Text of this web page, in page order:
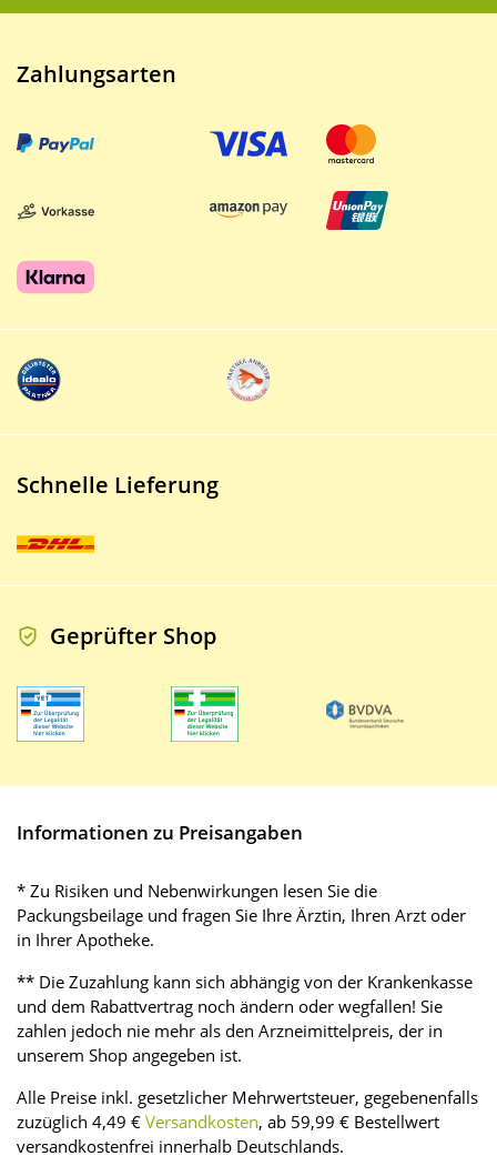
Zahlungsarten
Schnelle Lieferung
Geprüfter Shop
Informationen zu Preisangaben
* Zu Risiken und Nebenwirkungen lesen Sie die
Packungsbeilage und fragen Sie Ihre Ärztin, Ihren Arzt oder
in Ihrer Apotheke.
** Die Zuzahlung kann sich abhängig von der Krankenkasse
und dem Rabattvertrag noch ändern oder wegfallen! Sie
zahlen jedoch nie mehr als den Arzneimittelpreis, der in
unserem Shop angegeben ist.
Alle Preise inkl. gesetzlicher Mehrwertsteuer, gegebenenfalls
zuzüglich 4,49 € Versandkosten, ab 59,99 € Bestellwert
versandkostenfrei innerhalb Deutschlands.